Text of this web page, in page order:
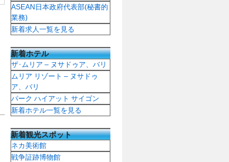
ASEAN日本政府代表部(秘書的
業務)
新着求人一覧を見る
新着ホテル
ザ･ムリア – ヌサドゥア、バリ
ムリア リゾート – ヌサドゥ
ア、バリ
パーク ハイアット サイゴン
新着ホテル一覧を見る
新着観光スポット
ネカ美術館
戦争証跡博物館